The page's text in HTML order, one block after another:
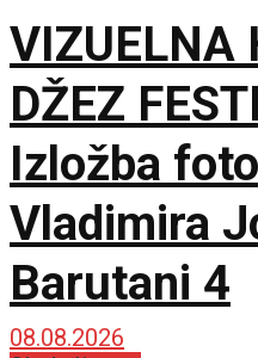
VIZUELNA
DŽEZ
Izložba
Vladimira
Barutani 4
08.08.2026